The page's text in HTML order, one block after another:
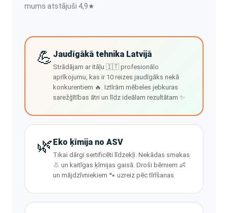
mums atstājuši 4,9★
💪 Jaudīgākā tehnika Latvijā
Strādājam ar itāļu 🇮🇹 profesionālo
aprīkojumu, kas ir 10 reizes jaudīgāks nekā
konkurentiem 🔥. Iztīrām mēbeles jebkuras
sarežģītības ātri un līdz ideālam rezultātam ✨
🌿Eko ķīmija no ASV
Tikai dārgi sertificēti līdzekļi. Nekādas smakas
👃 un kaitīgas ķīmijas gaisā. Droši bērniem 👶
un mājdzīvniekiem 🐾 uzreiz pēc tīrīšanas